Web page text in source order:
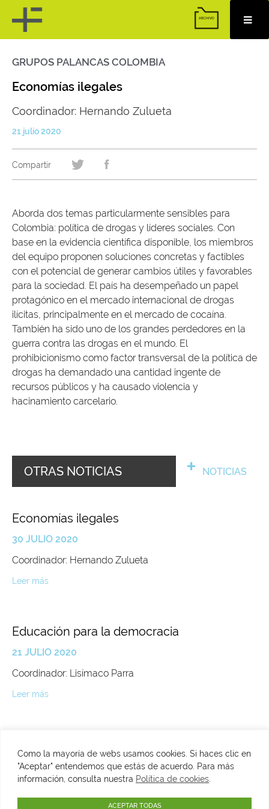
Como la mayoría de webs usamos cookies. Si haces clic en
"Aceptar" entendemos que estás de acuerdo. Para más
información, consulta nuestra Política de cookies
ACEPTAR TODAS
Skip
content
GRUPOS PALANCAS COLOMBIA
Economías ilegales
Coordinador: Hernando Zulueta
21 julio 2020
Aborda dos temas particularmente sensibles para
Colombia: política de drogas y líderes sociales. Con
base en la evidencia científica disponible, los miembros
del equipo proponen soluciones concretas y factibles
con el potencial de generar cambios útiles y favorables
para la sociedad. El país ha desempeñado un papel
protagónico en el mercado internacional de drogas
ilícitas, principalmente en el mercado de cocaína.
También ha sido uno de los grandes perdedores en la
guerra contra las drogas en el mundo. El
prohibicionismo como factor transversal de la política de
drogas ha demandado una cantidad ingente de
recursos públicos y ha causado violencia y
hacinamiento carcelario.
OTRAS NOTICIAS NOTICIAS
Economías ilegales
30 JULIO 2020
Coordinador: Hernando Zulueta
Leer más
Educación para la democracia
21 JULIO 2020
Coordinador: Lisímaco Parra
Leer más
C/ Fuenterrabía, 2. 28014 Madrid
​T. 915134945